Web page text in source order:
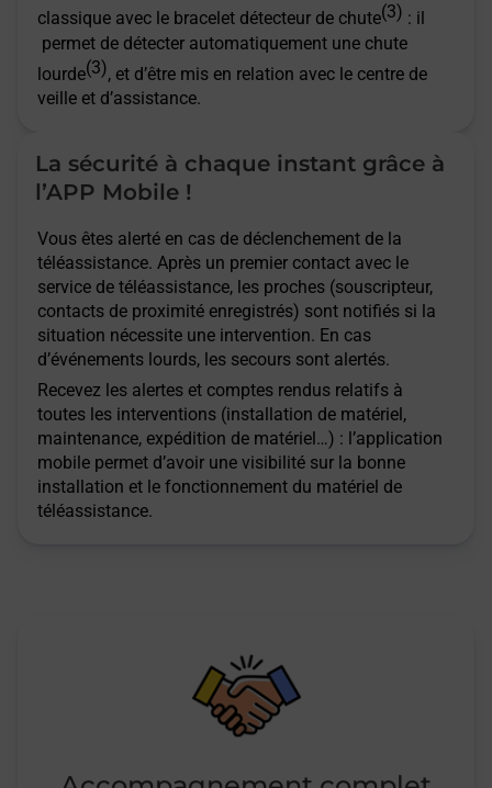
classique avec le bracelet détecteur de chute(3) : il
permet de détecter automatiquement une chute
lourde(3), et d’être mis en relation avec le centre de
veille et d’assistance.
La sécurité à chaque instant grâce à
l’APP Mobile !
Vous êtes alerté en cas de déclenchement de la
téléassistance. Après un premier contact avec le
service de téléassistance, les proches (souscripteur,
contacts de proximité enregistrés) sont notifiés si la
situation nécessite une intervention. En cas
d’événements lourds, les secours sont alertés.
Recevez les alertes et comptes rendus relatifs à
toutes les interventions (installation de matériel,
maintenance, expédition de matériel…) : l’application
mobile permet d’avoir une visibilité sur la bonne
installation et le fonctionnement du matériel de
téléassistance.